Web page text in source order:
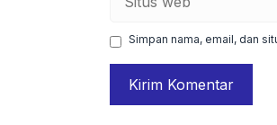
web
Simpan nama, email, dan